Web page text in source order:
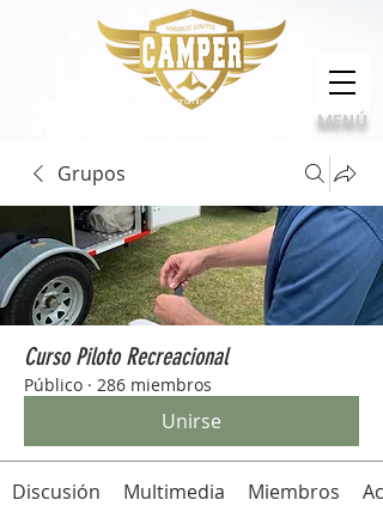
Calidad, compromiso e innovación
MENÚ
Grupos
Curso Piloto Recreacional
Público · 286 miembros
Unirse
Discusión Multimedia Miembros